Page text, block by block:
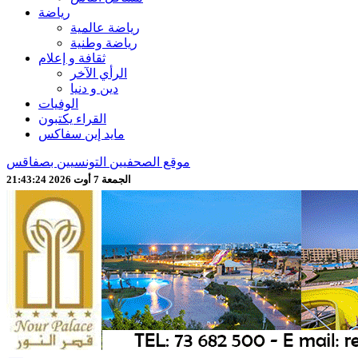
رياضة
رياضة عالمية
رياضة وطنية
ثقافة و إعلام
الرأي الآخر
دين و دنيا
الوفيات
القراء يكتبون
مايد إين سفاكس
موقع الصحفيين التونسيين بصفاقس
الجمعة 7 أوت 2026 21:43:27